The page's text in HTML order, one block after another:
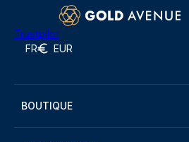
Trustpilot
FR EUR
BOUTIQUE